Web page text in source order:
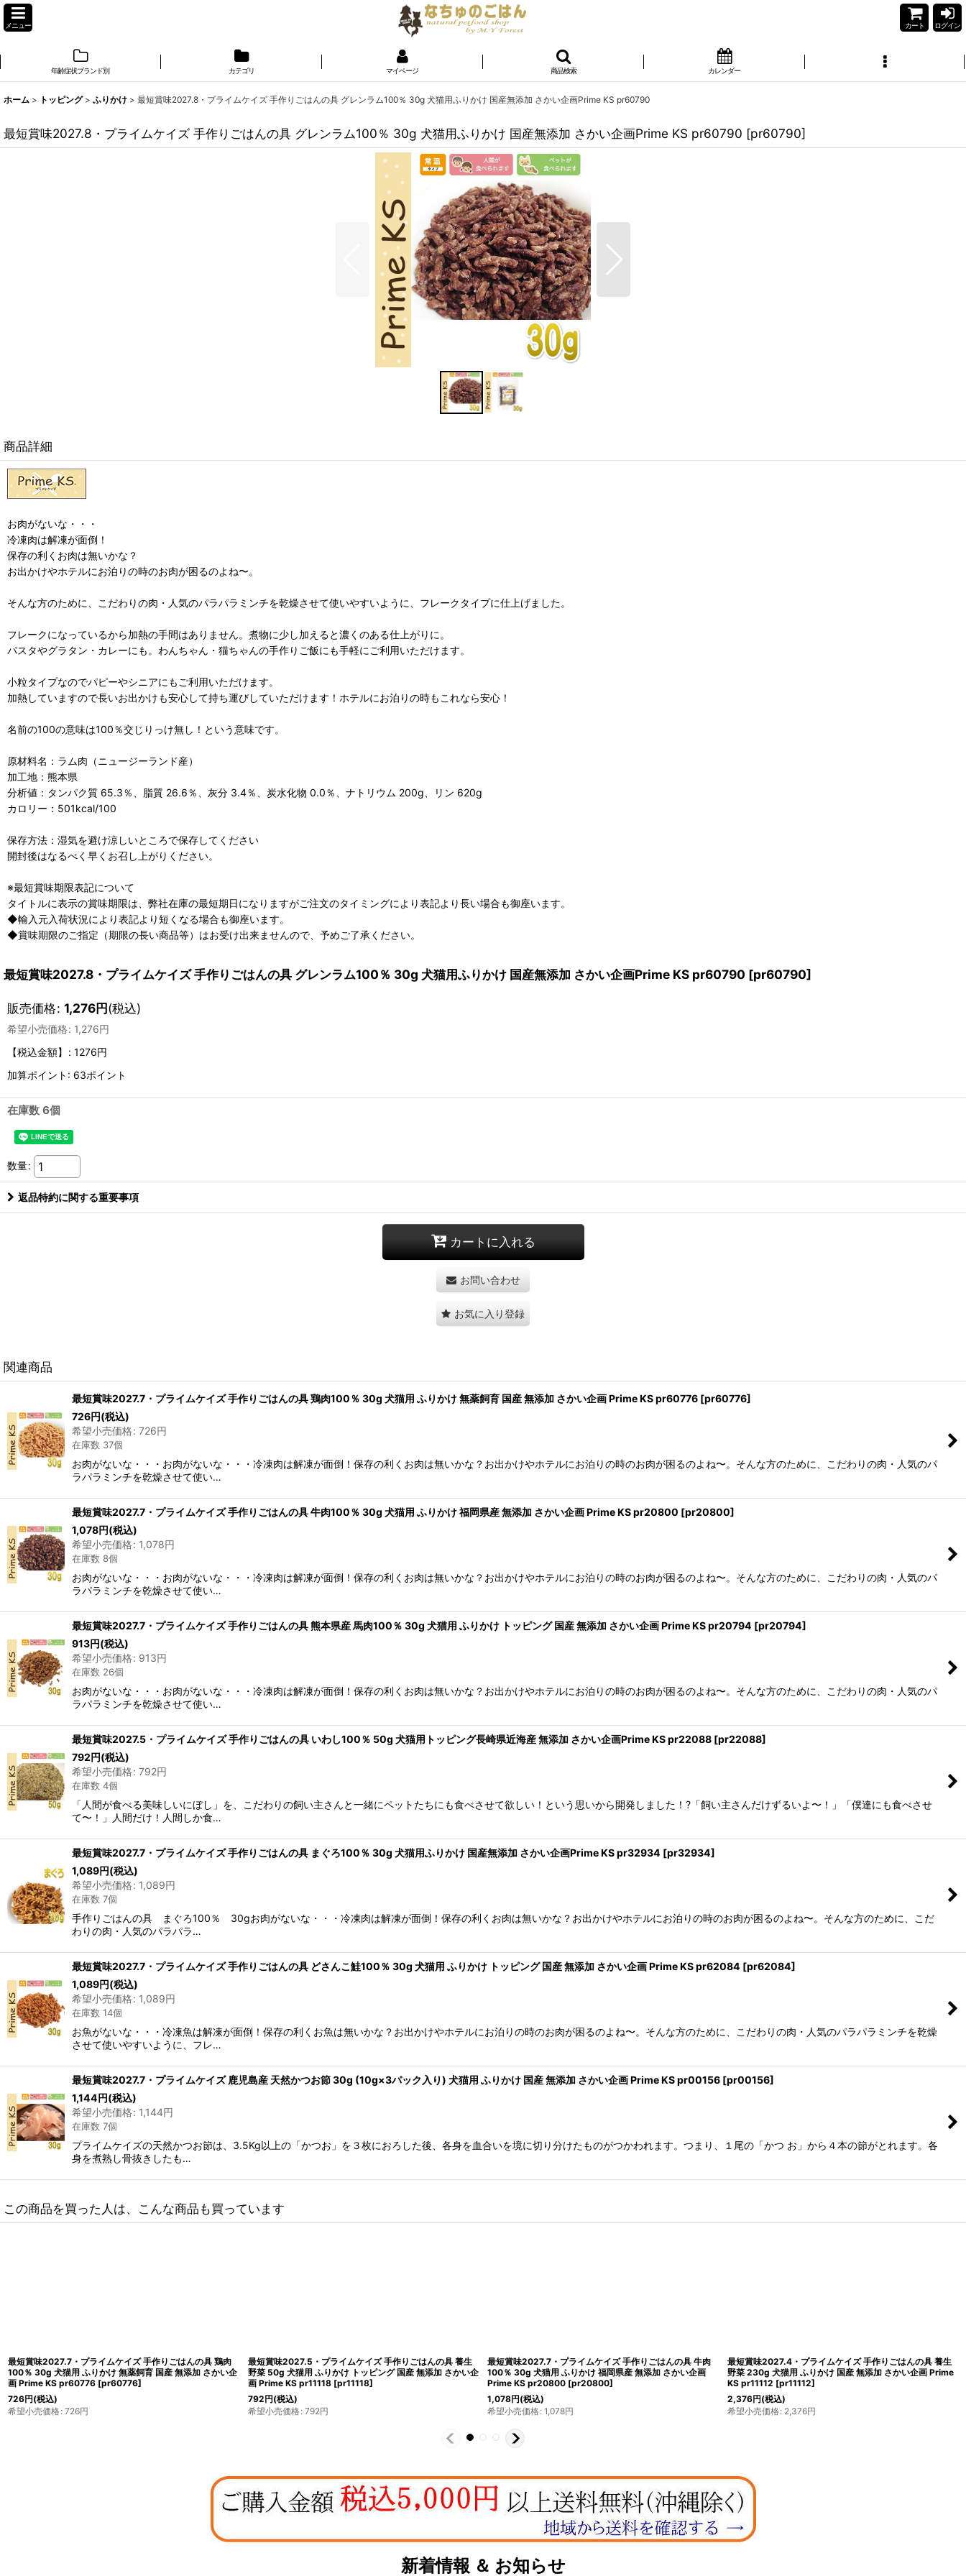
メニュー カート ログイン
年齢症状ブランド別 カテゴリ マイページ 商品検索 カレンダー
ホーム > トッピング > ふりかけ > 最短賞味2027.8・プライムケイズ 手作りごはんの具 グレンラム100％ 30g 犬猫用ふりかけ 国産無添加 さかい企画Prime KS pr60790
最短賞味2027.8・プライムケイズ 手作りごはんの具 グレンラム100％ 30g 犬猫用ふりかけ 国産無添加 さかい企画Prime KS pr60790 [pr60790]
商品詳細
お肉がないな・・・
冷凍肉は解凍が面倒！
保存の利くお肉は無いかな？
お出かけやホテルにお泊りの時のお肉が困るのよね〜。
そんな方のために、こだわりの肉・人気のパラパラミンチを乾燥させて使いやすいように、フレークタイプに仕上げました。
フレークになっているから加熱の手間はありません。煮物に少し加えると濃くのある仕上がりに。
パスタやグラタン・カレーにも。わんちゃん・猫ちゃんの手作りご飯にも手軽にご利用いただけます。
小粒タイプなのでパピーやシニアにもご利用いただけます。
加熱していますので長いお出かけも安心して持ち運びしていただけます！ホテルにお泊りの時もこれなら安心！
名前の100の意味は100％交じりっけ無し！という意味です。
原材料名：ラム肉（ニュージーランド産）
加工地：熊本県
分析値：タンパク質 65.3％、脂質 26.6％、灰分 3.4％、炭水化物 0.0％、ナトリウム 200g、リン 620g
カロリー：501kcal/100
保存方法：湿気を避け涼しいところで保存してください
開封後はなるべく早くお召し上がりください。
※最短賞味期限表記について
タイトルに表示の賞味期限は、弊社在庫の最短期日になりますがご注文のタイミングにより表記より長い場合も御座います。
◆輸入元入荷状況により表記より短くなる場合も御座います。
◆賞味期限のご指定（期限の長い商品等）はお受け出来ませんので、予めご了承ください。
最短賞味2027.8・プライムケイズ 手作りごはんの具 グレンラム100％ 30g 犬猫用ふりかけ 国産無添加 さかい企画Prime KS pr60790 [pr60790]
販売価格: 1,276円(税込)
希望小売価格: 1,276円
【税込金額】
: 1276円
加算ポイント: 63ポイント
在庫数 6個
数量:
返品特約に関する重要事項
カートに入れる
お問い合わせ
お気に入り登録
関連商品
最短賞味2027.7・プライムケイズ 手作りごはんの具 鶏肉100％ 30g 犬猫用 ふりかけ 無薬飼育 国産 無添加 さかい企画 Prime KS pr60776 [pr60776]
726円(税込)
希望小売価格: 726円
在庫数 37個
お肉がないな・・・お肉がないな・・・冷凍肉は解凍が面倒！保存の利くお肉は無いかな？お出かけやホテルにお泊りの時のお肉が困るのよね〜。そんな方のために、こだわりの肉・人気のパ
ラパラミンチを乾燥させて使い…
最短賞味2027.7・プライムケイズ 手作りごはんの具 牛肉100％ 30g 犬猫用 ふりかけ 福岡県産 無添加 さかい企画 Prime KS pr20800 [pr20800]
1,078円(税込)
希望小売価格: 1,078円
在庫数 8個
お肉がないな・・・お肉がないな・・・冷凍肉は解凍が面倒！保存の利くお肉は無いかな？お出かけやホテルにお泊りの時のお肉が困るのよね〜。そんな方のために、こだわりの肉・人気のパ
ラパラミンチを乾燥させて使い…
最短賞味2027.7・プライムケイズ 手作りごはんの具 熊本県産 馬肉100％ 30g 犬猫用 ふりかけ トッピング 国産 無添加 さかい企画 Prime KS pr20794 [pr20794]
913円(税込)
希望小売価格: 913円
在庫数 26個
お肉がないな・・・お肉がないな・・・冷凍肉は解凍が面倒！保存の利くお肉は無いかな？お出かけやホテルにお泊りの時のお肉が困るのよね〜。そんな方のために、こだわりの肉・人気のパ
ラパラミンチを乾燥させて使い…
最短賞味2027.5・プライムケイズ 手作りごはんの具 いわし100％ 50g 犬猫用トッピング長崎県近海産 無添加 さかい企画Prime KS pr22088 [pr22088]
792円(税込)
希望小売価格: 792円
在庫数 4個
「人間が食べる美味しいにぼし」を、こだわりの飼い主さんと一緒にペットたちにも食べさせて欲しい！という思いから開発しました！?「飼い主さんだけずるいよ〜！」「僕達にも食べさせ
て〜！」人間だけ！人間しか食…
最短賞味2027.7・プライムケイズ 手作りごはんの具 まぐろ100％ 30g 犬猫用ふりかけ 国産無添加 さかい企画Prime KS pr32934 [pr32934]
1,089円(税込)
希望小売価格: 1,089円
在庫数 7個
手作りごはんの具 まぐろ100％ 30gお肉がないな・・・冷凍肉は解凍が面倒！保存の利くお肉は無いかな？お出かけやホテルにお泊りの時のお肉が困るのよね〜。そんな方のために、こだ
わりの肉・人気のパラパラ…
最短賞味2027.7・プライムケイズ 手作りごはんの具 どさんこ鮭100％ 30g 犬猫用 ふりかけ トッピング 国産 無添加 さかい企画 Prime KS pr62084 [pr62084]
1,089円(税込)
希望小売価格: 1,089円
在庫数 14個
お魚がないな・・・冷凍魚は解凍が面倒！保存の利くお魚は無いかな？お出かけやホテルにお泊りの時のお肉が困るのよね〜。そんな方のために、こだわりの肉・人気のパラパラミンチを乾燥
させて使いやすいように、フレ…
最短賞味2027.7・プライムケイズ 鹿児島産 天然かつお節 30g (10g×3パック入り) 犬猫用 ふりかけ 国産 無添加 さかい企画 Prime KS pr00156 [pr00156]
1,144円(税込)
希望小売価格: 1,144円
在庫数 7個
プライムケイズの天然かつお節は、3.5Kg以上の「かつお」を３枚におろした後、各身を血合いを境に切り分けたものがつかわれます。つまり、１尾の「かつ お」から４本の節がとれます。各
身を煮熟し骨抜きしたも…
この商品を買った人は、こんな商品も買っています
最短賞味2027.7・プライムケイズ 手作りごはんの具 鶏肉
100％ 30g 犬猫用 ふりかけ 無薬飼育 国産 無添加 さかい企
画 Prime KS pr60776 [pr60776]
726円(税込)
希望小売価格: 726円
最短賞味2027.5・プライムケイズ 手作りごはんの具 養生
野菜 50g 犬猫用 ふりかけ トッピング 国産 無添加 さかい企
画 Prime KS pr11118 [pr11118]
792円(税込)
希望小売価格: 792円
最短賞味2027.7・プライムケイズ 手作りごはんの具 牛肉
100％ 30g 犬猫用 ふりかけ 福岡県産 無添加 さかい企画
Prime KS pr20800 [pr20800]
1,078円(税込)
希望小売価格: 1,078円
最短賞味2027.4・プライムケイズ 手作りごはんの具 養生
野菜 230g 犬猫用 ふりかけ 国産 無添加 さかい企画 Prime
KS pr11112 [pr11112]
2,376円(税込)
希望小売価格: 2,376円
新着情報 ＆ お知らせ